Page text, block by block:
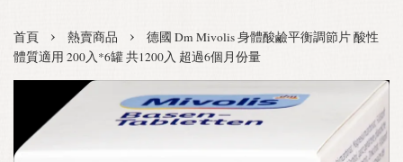
首頁 › 熱賣商品 ›
德國 Dm Mivolis 身體酸鹼平衡調節片 酸性
體質適用 200入*6罐 共1200入 超過6個月份量